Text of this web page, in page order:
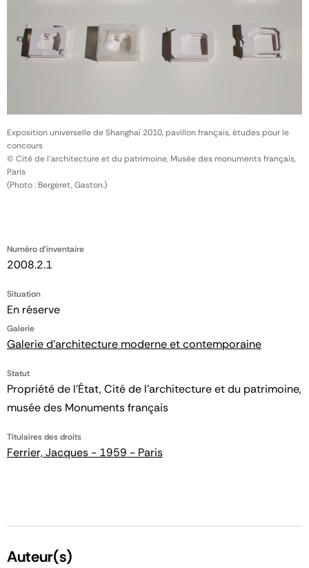
Numéro d'inventaire
2008.2.1
Situation
En réserve
Galerie
Galerie d'architecture moderne et contemporaine
Statut
Propriété de l’État, Cité de l’architecture et du patrimoine,
musée des Monuments français
Titulaires des droits
Ferrier, Jacques - 1959 - Paris
Exposition universelle de Shanghaï 2010, pavillon français, études pour le
concours
© Cité de l'architecture et du patrimoine, Musée des monuments français,
Paris
(Photo : Bergeret, Gaston.)
Auteur(s)